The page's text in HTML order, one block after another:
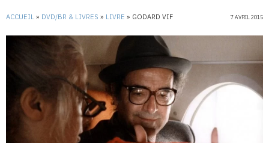
ACCUEIL » DVD/BR & LIVRES » LIVRE » GODARD VIF 7 AVRIL 2015